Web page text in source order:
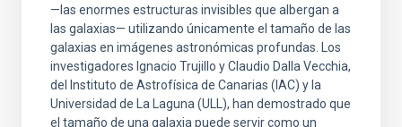
—las enormes estructuras invisibles que albergan a
las galaxias— utilizando únicamente el tamaño de las
galaxias en imágenes astronómicas profundas. Los
investigadores Ignacio Trujillo y Claudio Dalla Vecchia,
del Instituto de Astrofísica de Canarias (IAC) y la
Universidad de La Laguna (ULL), han demostrado que
el tamaño de una galaxia puede servir como un